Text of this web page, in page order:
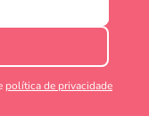
política de privacidade